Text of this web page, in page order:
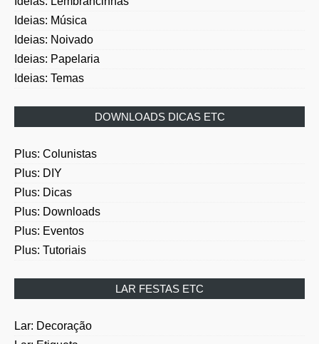
Ideias: Música
Ideias: Noivado
Ideias: Papelaria
Ideias: Temas
Plus: DIY
Plus: Dicas
Plus: Downloads
Plus: Eventos
Plus: Tutoriais
Lar: Etiqueta